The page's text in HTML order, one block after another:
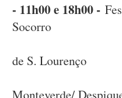
- 11h00 e 18h00 -
Socorro
11h00 -
de S. Lourenço
18h00 -
Monteverde/